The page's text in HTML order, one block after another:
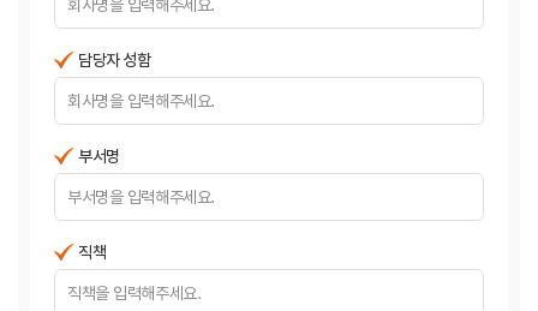
담당자 성함
부서명
직책